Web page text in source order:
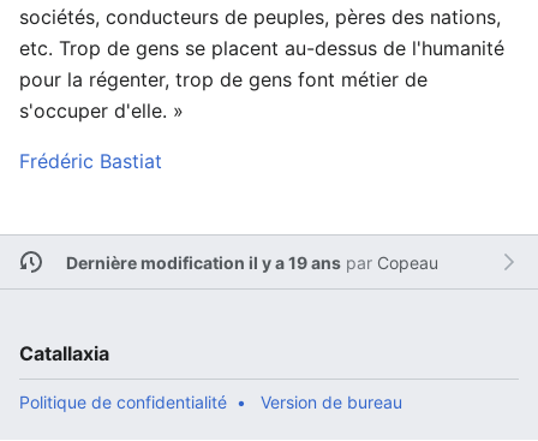
sociétés, conducteurs de peuples, pères des nations,
etc. Trop de gens se placent au-dessus de l'humanité
pour la régenter, trop de gens font métier de
s'occuper d'elle. »
Frédéric Bastiat
Dernière modification il y a 19 anspar Copeau
Catallaxia
Politique de confidentialité Version de bureau